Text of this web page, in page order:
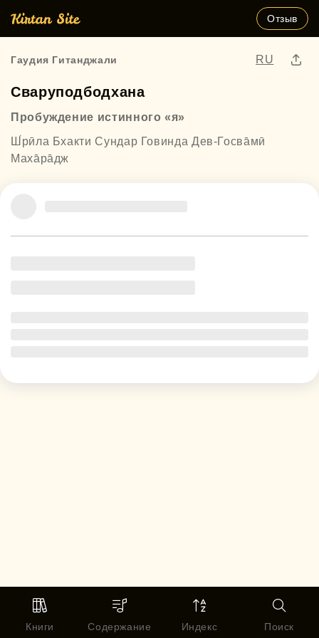
Отзыв
Гаудия Гитанджали RU
Сваруподбодхана
Пробуждение истинного «я»
Ш́рӣла Бхакти Сундар Говинда Дев-Госва̄мӣ
Маха̄ра̄дж
Книги Содержание Индекс Поиск